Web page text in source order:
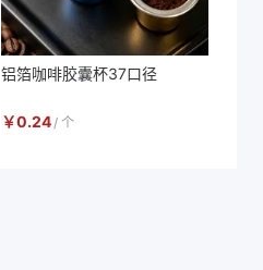
铝箔咖啡胶囊杯37口径
￥0.24/ 个